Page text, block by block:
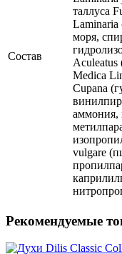
Состав
таллуса
Laminaria
моря,
Aculeatus
Medica
Cupana
аммония,
vulgare
Рекомендуемые